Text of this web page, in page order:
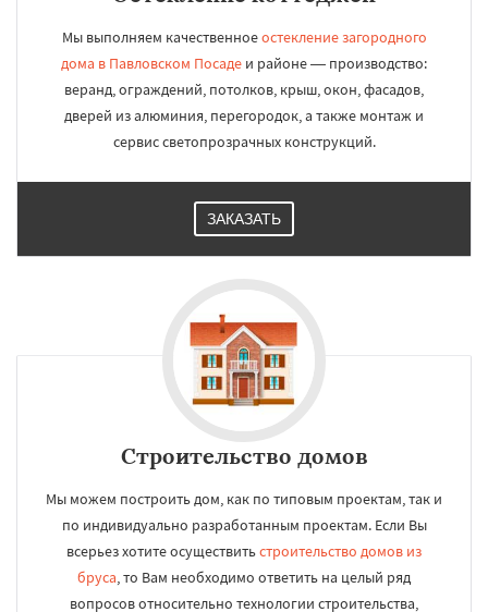
Мы выполняем качественноеостекление загородного
дома в Павловском Посаде и районе — производство:
веранд, ограждений, потолков, крыш, окон, фасадов,
дверей из алюминия, перегородок, а также монтаж и
сервис светопрозрачных конструкций.
ЗАКАЗАТЬ
Строительство домов
Мы можем построить дом, как по типовым проектам, так и
по индивидуально разработанным проектам. Если Вы
всерьез хотите осуществитьстроительство домов из
бруса, то Вам необходимо ответить на целый ряд
вопросов относительно технологии строительства,